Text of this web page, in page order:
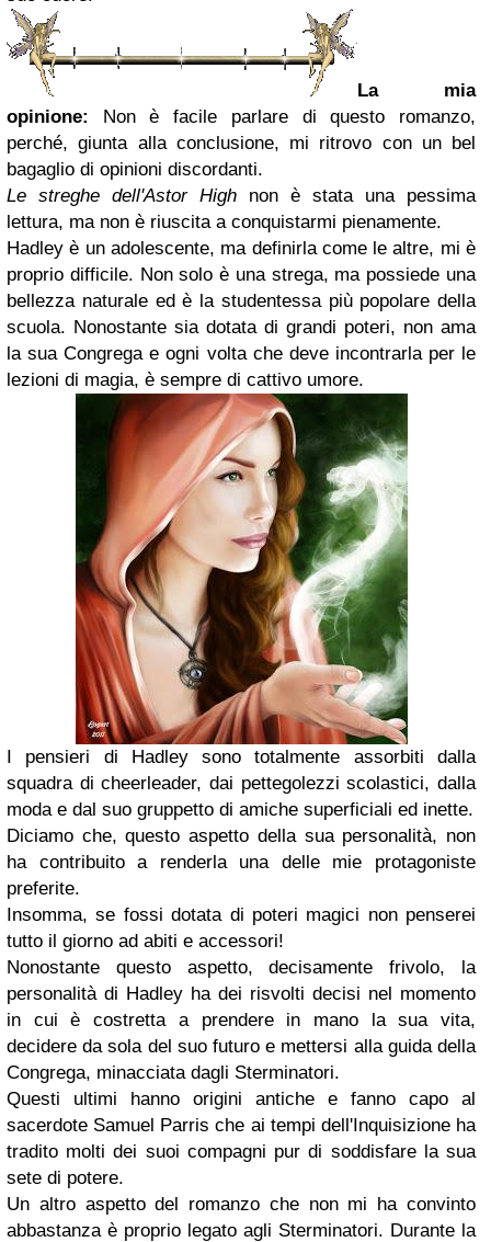
La mia
opinione:
Non è facile parlare di questo romanzo,
perché, giunta alla conclusione, mi ritrovo con un bel
bagaglio di opinioni discordanti.
Le streghe dell'Astor High non è stata una pessima
lettura, ma non è riuscita a conquistarmi pienamente.
Hadley è un adolescente, ma definirla come le altre, mi è
proprio difficile. Non solo è una strega, ma possiede una
bellezza naturale ed è la studentessa più popolare della
scuola. Nonostante sia dotata di grandi poteri, non ama
la sua Congrega e ogni volta che deve incontrarla per le
lezioni di magia, è sempre di cattivo umore.
I pensieri di Hadley sono totalmente assorbiti dalla
squadra di cheerleader, dai pettegolezzi scolastici, dalla
moda e dal suo gruppetto di amiche superficiali ed inette.
Diciamo che, questo aspetto della sua personalità, non
ha contribuito a renderla una delle mie protagoniste
preferite.
Insomma, se fossi dotata di poteri magici non penserei
tutto il giorno ad abiti e accessori!
Nonostante questo aspetto, decisamente frivolo, la
personalità di Hadley ha dei risvolti decisi nel momento
in cui è costretta a prendere in mano la sua vita,
decidere da sola del suo futuro e mettersi alla guida della
Congrega, minacciata dagli Sterminatori.
Questi ultimi hanno origini antiche e fanno capo al
sacerdote Samuel Parris che ai tempi dell'Inquisizione ha
tradito molti dei suoi compagni pur di soddisfare la sua
sete di potere.
Un altro aspetto del romanzo che non mi ha convinto
abbastanza è proprio legato agli Sterminatori. Durante la